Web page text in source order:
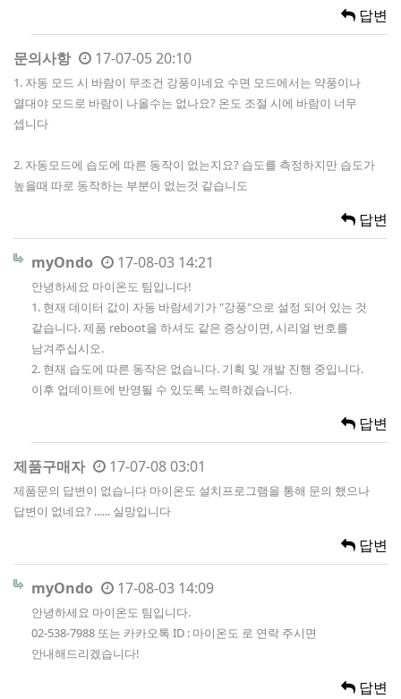
답변
문의사항 17-07-05 20:10
1. 자동 모드 시 바람이 무조건 강풍이네요 수면 모드에서는 약풍이나
열대야 모드로 바람이 나올수는 없나요? 온도 조절 시에 바람이 너무
셉니다
2. 자동모드에 습도에 따른 동작이 없는지요? 습도를 측정하지만 습도가
높을때 따로 동작하는 부분이 없는것 같습니도
답변
myOndo 17-08-03 14:21
안녕하세요 마이온도 팀입니다!
1. 현재 데이터 값이 자동 바람세기가 "강풍"으로 설정 되어 있는 것
같습니다. 제품 reboot을 하셔도 같은 증상이면, 시리얼 번호를
남겨주십시오.
2. 현재 습도에 따른 동작은 없습니다. 기획 및 개발 진행 중입니다.
이후 업데이트에 반영될 수 있도록 노력하겠습니다.
답변
제품구매자 17-07-08 03:01
제품문의 답변이 없습니다 마이온도 설치프로그램을 통해 문의 했으나
답변이 없네요? ...... 실망입니다
답변
myOndo 17-08-03 14:09
안녕하세요 마이온도 팀입니다.
02-538-7988 또는 카카오톡 ID : 마이온도 로 연락 주시면
안내해드리겠습니다!
답변